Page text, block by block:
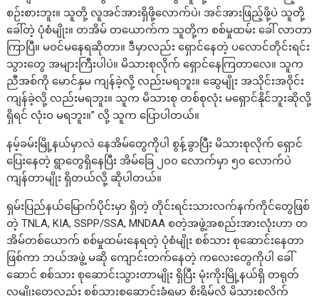
စဉ်းစားဘူး။ သူတို့ လူအင်အားရှိဖို့လောက်ပဲ၊ အင်အားဖြည့်ဖို့ပဲ သူတို့
ခေါ်တဲ့ ပုံစံမျိုး။ တအိမ် တယောက်က သူတို့က စစ်မှုထမ်း ခေါ် လာတာ
ကြာပြီ။ မဝင်မနေရဆိုတာ။ ဒီမှာလည်း ရှောင်နေတဲ့ ပလောင်တိုင်းရင်း
သွားတွေ အများကြီးပါပဲ။ မိသားစုလိုက် ရှောင်နေကြတာလေ။ သူက
ညီအစ်ကို မောင်နှမ ကျန်ခဲ့လို့ လည်းမရဘူး။ ဆွေမျိုး အသိုင်းအဝိုင်း
ကျန်ခဲ့လို့ လည်းမရဘူး။ သူက မိသားစု တစ်စုလုံး မရှောင်နိုင်ဘူးဆိုလို့
ရှိရင် လုံးဝ မရဘူး။” လို့ သူက ပြောပါတယ်။
နမ့်ခမ်းမြို့နယ်မှာလဲ နေအိမ်တွေကိုပါ စွန့်ခွာပြီး မိသားစုလိုက် ရှောင်
ပြေးနေတဲ့ ရွာတွေရှိနေပြီး အိမ်ခြေ ၂၀၀ လောက်မှာ ၅၀ လောက်ပဲ
ကျန်တာမျိုး ရှိတယ်လို့ ဆိုပါတယ်။
ရှမ်းပြည်နယ်မြောက်ပိုင်းမှာ ရှိတဲ့ တိုင်းရင်းသားလက်နက်ကိုင်တွေဖြစ်
တဲ့ TNLA, KIA, SSPP/SSA, MNDAA စတဲ့အဖွဲ့အစည်းအားလုံးဟာ တ
အိမ်တစ်ယောက် စစ်မှုထမ်းနေရတဲ့ ပုံစံမျိုး စစ်သား စုဆောင်းနေတာ
ဖြစ်ကာ ဘယ်အဖွဲ့ မဆို ကျောင်းတက်နေတဲ့ ကလေးတွေကိုပါ ခေါ်
ဆောင် စစ်သား စုဆောင်းသွားတာမျိုး ရှိပြီး မုံးကိုးမြို့နယ်ရှိ တရုတ်
လူမျိုးတွေလည်း စစ်သားစုဆောင်းခံရမှာ စိုးရိမ်လို့ မိသားစုလိုက်